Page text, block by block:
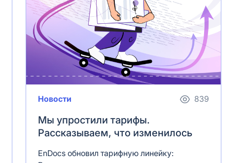
Новости 839
Мы упростили тарифы.
Рассказываем, что изменилось
EnDocs обновил тарифную линейку: